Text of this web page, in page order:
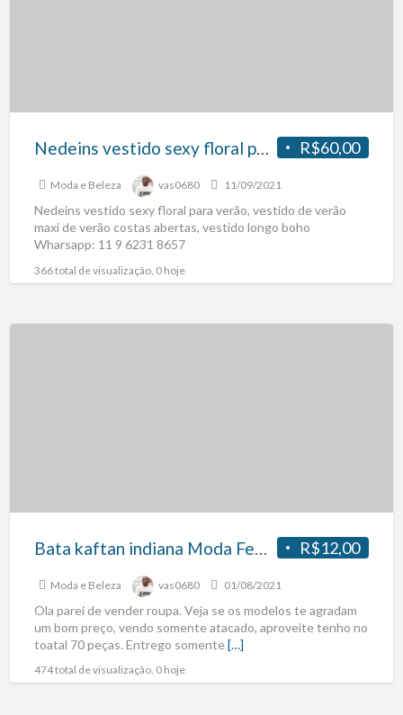
R$60,00
Nedeins vestido sexy floral para verão, vestido de verão maxi de verão costas abertas, vestido longo boho
Moda e Beleza vas0680 11/09/2021
Nedeins vestido sexy floral para verão, vestido de verão
maxi de verão costas abertas, vestido longo boho
Wharsapp: 11 9 6231 8657
366 total de visualização, 0 hoje
R$12,00
Bata kaftan indiana Moda Feminina
Moda e Beleza vas0680 01/08/2021
Ola parei de vender roupa. Veja se os modelos te agradam
um bom preço, vendo somente atacado, aproveite tenho no
toatal 70 peças. Entrego somente[…]
474 total de visualização, 0 hoje